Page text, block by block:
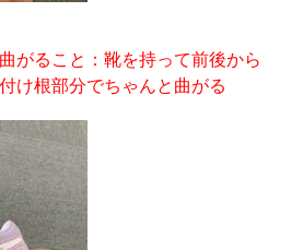
がること：靴を持って前後から
け根部分でちゃんと曲がる